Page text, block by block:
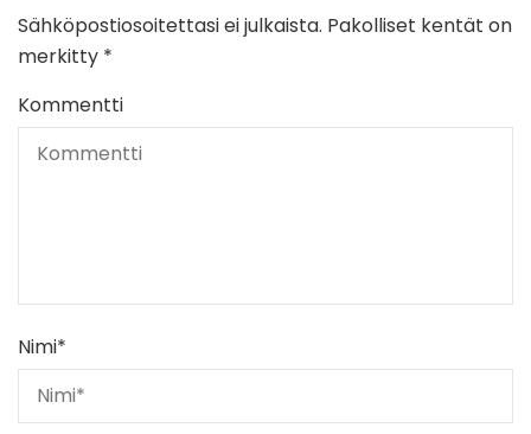
Sähköpostiosoitettasi ei julkaista. Pakolliset kentät on
merkitty *
Kommentti
Nimi*